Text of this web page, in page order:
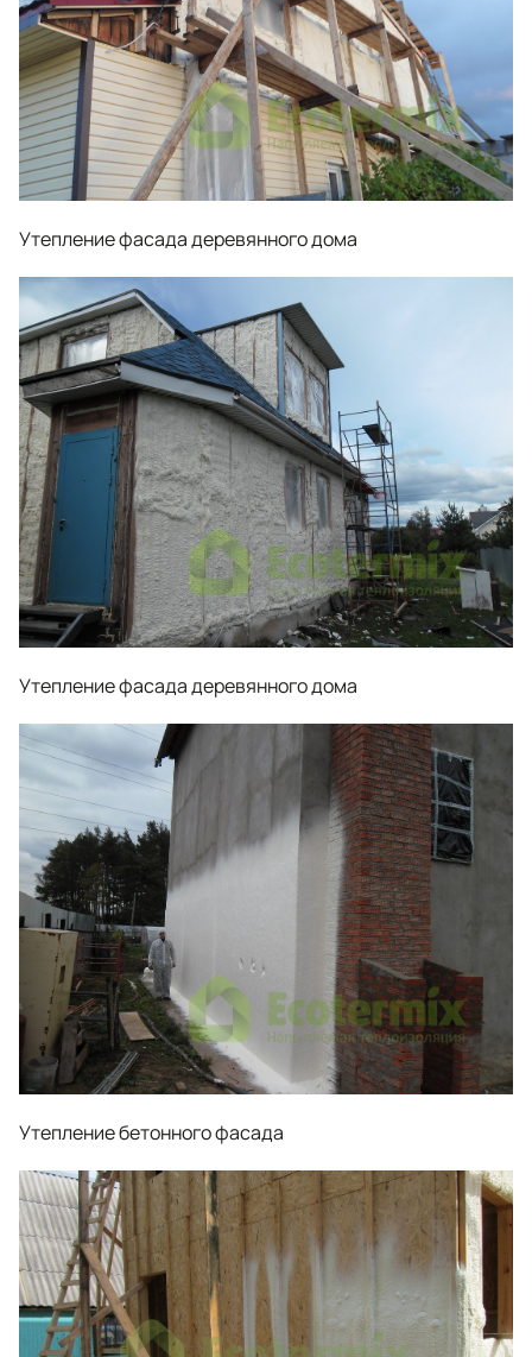
Утепление фасада деревянного дома
Утепление фасада деревянного дома
Утепление бетонного фасада